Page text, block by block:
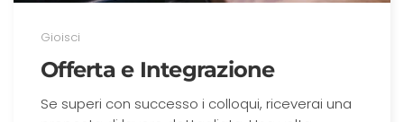
Gioisci
Offerta e Integrazione
Se superi con successo i colloqui, riceverai una